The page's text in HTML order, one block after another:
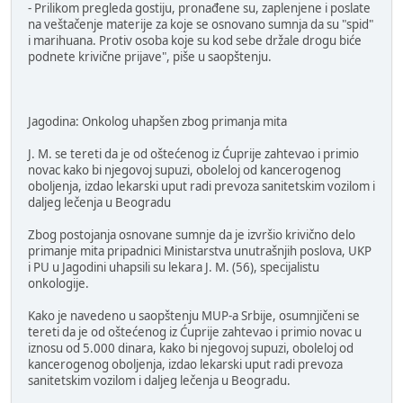
- Prilikom pregleda gostiju, pronađene su, zaplenjene i poslate
na veštačenje materije za koje se osnovano sumnja da su "spid"
i marihuana. Protiv osoba koje su kod sebe držale drogu biće
podnete krivične prijave", piše u saopštenju.
Jagodina: Onkolog uhapšen zbog primanja mita
J. M. se tereti da je od oštećenog iz Ćuprije zahtevao i primio
novac kako bi njegovoj supuzi, oboleloj od kancerogenog
oboljenja, izdao lekarski uput radi prevoza sanitetskim vozilom i
daljeg lečenja u Beogradu
Zbog postojanja osnovane sumnje da je izvršio krivično delo
primanje mita pripadnici Ministarstva unutrašnjih poslova, UKP
i PU u Jagodini uhapsili su lekara J. M. (56), specijalistu
onkologije.
Kako je navedeno u saopštenju MUP-a Srbije, osumnjičeni se
tereti da je od oštećenog iz Ćuprije zahtevao i primio novac u
iznosu od 5.000 dinara, kako bi njegovoj supuzi, oboleloj od
kancerogenog oboljenja, izdao lekarski uput radi prevoza
sanitetskim vozilom i daljeg lečenja u Beogradu.